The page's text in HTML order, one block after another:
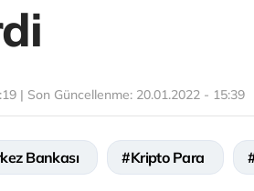
| Son Güncellenme: 20.01.2022 - 15:39
Bankası #Kripto Para